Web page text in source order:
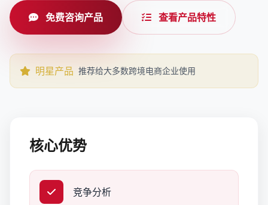
免费咨询产品 查看产品特性
明星产品 推荐给大多数跨境电商企业使用
核心优势
竞争分析